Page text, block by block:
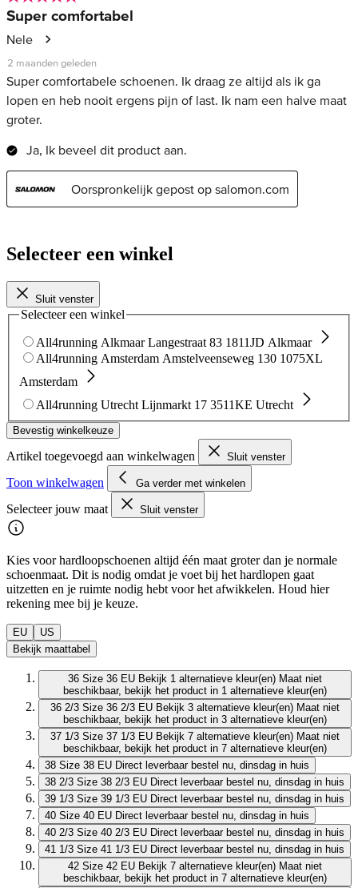
Selecteer een winkel
Sluit venster
Selecteer een winkel
All4running Alkmaar Langestraat 83 1811JD Alkmaar
All4running Amsterdam Amstelveenseweg 130 1075XL
Amsterdam
All4running Utrecht Lijnmarkt 17 3511KE Utrecht
Bevestig winkelkeuze
Artikel toegevoegd aan winkelwagen Sluit venster
Toon winkelwagen Ga verder met winkelen
Selecteer jouw maat Sluit venster
Kies voor hardloopschoenen altijd één maat groter dan je normale
schoenmaat. Dit is nodig omdat je voet bij het hardlopen gaat
uitzetten en je ruimte nodig hebt voor het afwikkelen. Houd hier
rekening mee bij je keuze.
EU
US
Bekijk maattabel
36 Size 36 EU Bekijk 1 alternatieve kleur(en) Maat niet
beschikbaar, bekijk het product in 1 alternatieve kleur(en)
36 2/3 Size 36 2/3 EU Bekijk 3 alternatieve kleur(en) Maat niet
beschikbaar, bekijk het product in 3 alternatieve kleur(en)
37 1/3 Size 37 1/3 EU Bekijk 7 alternatieve kleur(en) Maat niet
beschikbaar, bekijk het product in 7 alternatieve kleur(en)
38 Size 38 EU Direct leverbaar bestel nu, dinsdag in huis
38 2/3 Size 38 2/3 EU Direct leverbaar bestel nu, dinsdag in huis
39 1/3 Size 39 1/3 EU Direct leverbaar bestel nu, dinsdag in huis
40 Size 40 EU Direct leverbaar bestel nu, dinsdag in huis
40 2/3 Size 40 2/3 EU Direct leverbaar bestel nu, dinsdag in huis
41 1/3 Size 41 1/3 EU Direct leverbaar bestel nu, dinsdag in huis
42 Size 42 EU Bekijk 7 alternatieve kleur(en) Maat niet
beschikbaar, bekijk het product in 7 alternatieve kleur(en)